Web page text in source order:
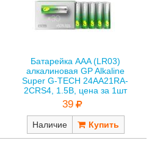
Батарейка AAA (LR03)
алкалиновая GP Alkaline
Super G-TECH 24AA21RA-
2CRS4, 1.5В, цена за 1шт
39
Наличие